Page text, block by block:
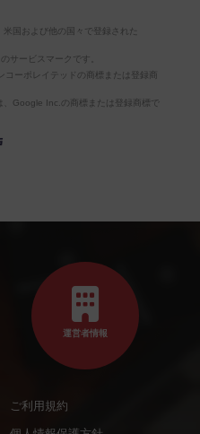
国および他の国々で登録された
サービスマークです。
ーポレイテッドの商標または登録商
Google Inc.の商標または登録商標で
運営者情報
ご利用規約